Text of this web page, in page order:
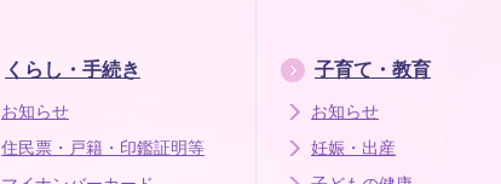
くらし・手続き
お知らせ
住民票・戸籍・印鑑証明等
子育て・教育
お知らせ
妊娠・出産